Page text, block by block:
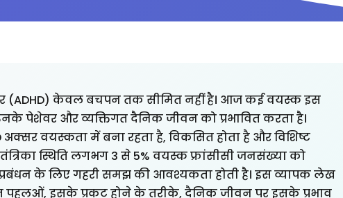
(ADHD) केवल बचपन तक सीमित नहीं है। आज कई वयस्क इस
पेशेवर और व्यक्तिगत दैनिक जीवन को प्रभावित करता है।
अक्सर वयस्कता में बना रहता है, विकसित होता है और विशिष्ट
स्थिति लगभग 3 से 5% वयस्क फ्रांसीसी जनसंख्या को
के लिए गहरी समझ की आवश्यकता होती है। इस व्यापक लेख
पहलुओं, इसके प्रकट होने के तरीके, दैनिक जीवन पर इसके प्रभाव